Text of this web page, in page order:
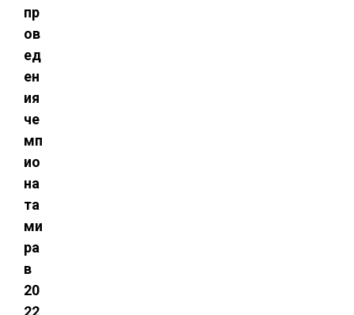
пр
ов
ед
ен
ия
че
мп
ио
на
та
ми
ра
в
20
22